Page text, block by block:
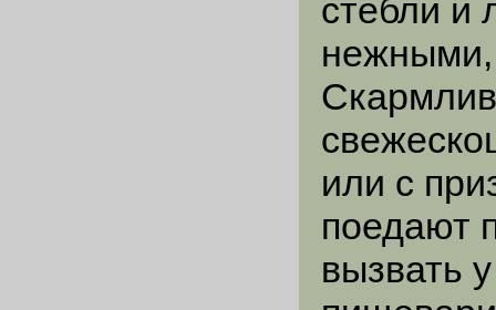
стебли и
нежными,
или с
поедают
вызвать